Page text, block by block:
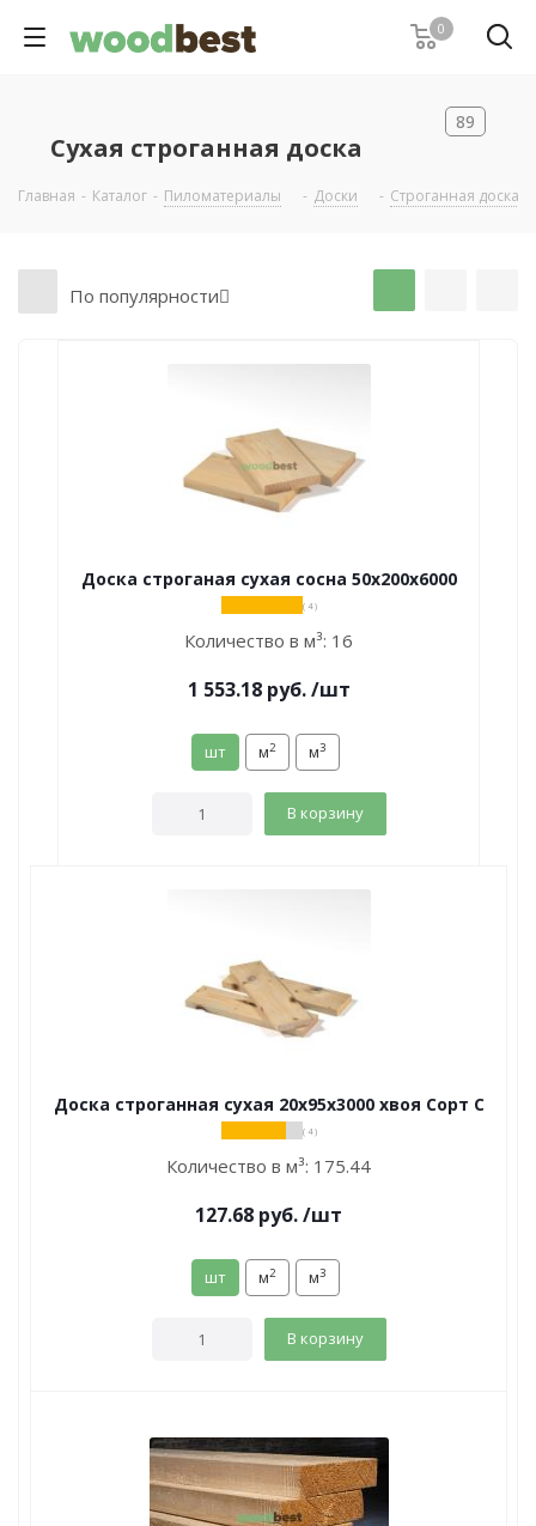
0
Сухая строганная доска
89
Главная - Каталог - Пиломатериалы - Доски - Строганная доска
По популярности
Доска строганая сухая сосна 50х200х6000
( 4 )
Количество в м³: 16
1 553.18руб. /шт
шт м2 м3
В корзину
Доска строганная сухая 20х95х3000 хвоя Сорт С
( 4 )
Количество в м³: 175.44
127.68 руб./шт
шт м2 м3
В корзину